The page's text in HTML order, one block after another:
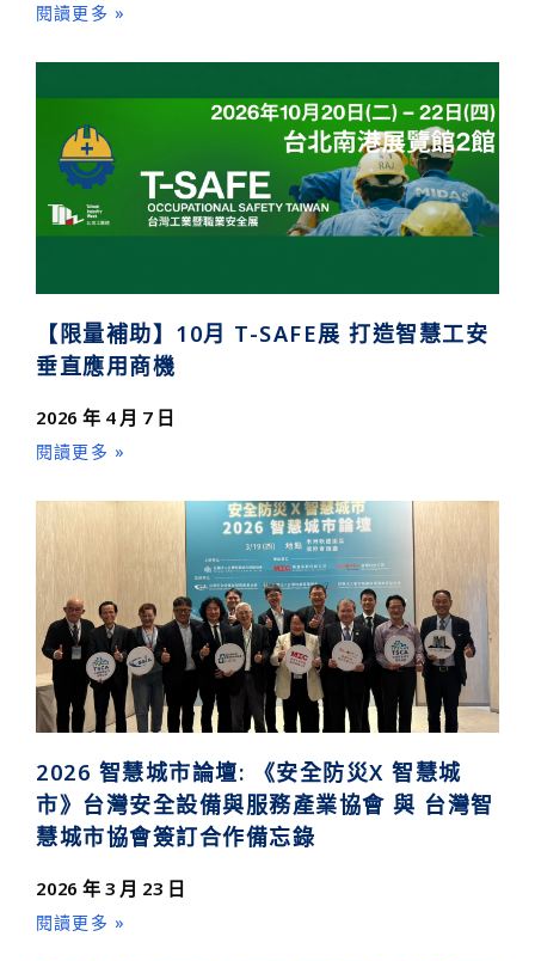
閱讀更多 »
【限量補助】10月 T-SAFE展 打造智慧工安
垂直應用商機
2026 年 4 月 7 日
閱讀更多 »
2026 智慧城市論壇: 《安全防災X 智慧城
市》台灣安全設備與服務產業協會 與 台灣智
慧城市協會簽訂合作備忘錄
2026 年 3 月 23 日
閱讀更多 »